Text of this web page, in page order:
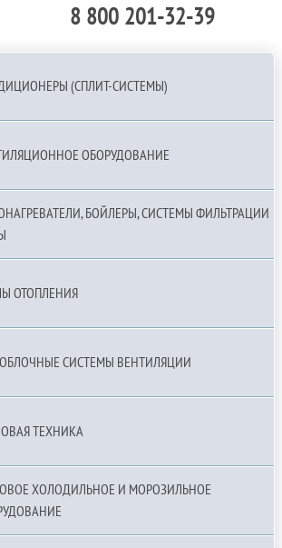
8 800 201-32-39
(СПЛИТ-СИСТЕМЫ)
ОБОРУДОВАНИЕ
БОЙЛЕРЫ, СИСТЕМЫ ФИЛЬТРАЦИИ
ОТОПЛЕНИЯ
СИСТЕМЫ ВЕНТИЛЯЦИИ
ТЕХНИКА
ХОЛОДИЛЬНОЕ И МОРОЗИЛЬНОЕ